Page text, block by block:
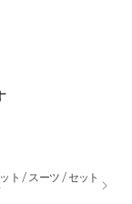
ト / スーツ / セット